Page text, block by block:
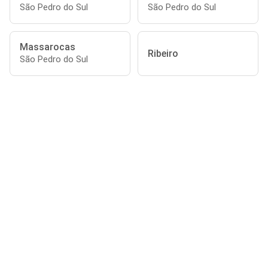
São Pedro do Sul São Pedro do Sul
Massarocas
São Pedro do Sul Ribeiro